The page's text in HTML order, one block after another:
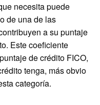
necesita puede
de una de las
a su puntaje
Este coeficiente
de crédito FICO,
tenga, más obvio
categoría.